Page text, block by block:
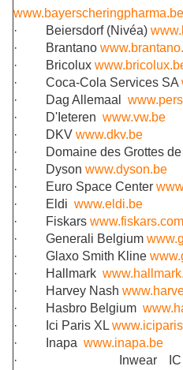
www.bayerscheringpharma.be
·
Beiersdorf (Nivéa)
·
Brantano
·
Bricolux
·
Coca-Cola Services SA
·
Dag Allemaal
·
D'Ieteren www.vw.be
·
DKV www.dkv.be
·
Domaine des Grottes
·
Dyson www.dyson.be
·
Euro Space Center
·
Eldi www.eldi.be
·
Fiskars www.fiskars.com
·
Generali Belgium
·
Glaxo Smith Kline
·
Hallmark
·
Harvey Nash
·
Hasbro Belgium
·
Ici Paris XL
·
Inapa www.inapa.be
·
Inwear